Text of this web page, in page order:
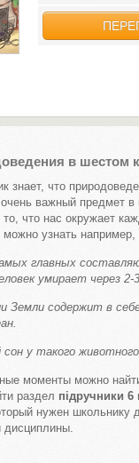
в шестом
знает, что
важный предмет
что нас окружает
можно узнать например,
главных
умирает через 2-
Земли содержит в
у такого животного
моменты можно
раздел підручники 6
нужен школьнику
дисциплины.